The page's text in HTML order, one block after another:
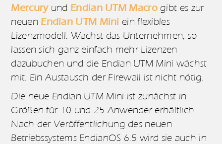
Mercuryund Endian UTM Macrogibt es zur
neuen Endian UTM Mini ein flexibles
Lizenzmodell: Wächst das Unternehmen, so
lassen sich ganz einfach mehr Lizenzen
dazubuchen und die Endian UTM Mini wächst
mit. Ein Austausch der Firewall ist nicht nötig.
Die neue Endian UTM Mini ist zunächst in
Größen für 10 und 25 Anwender erhältlich.
Nach der Veröffentlichung des neuen
Betriebssystems EndianOS 6.5 wird sie auch in